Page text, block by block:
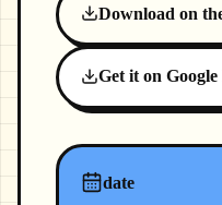
Download on
Get it on Google
date